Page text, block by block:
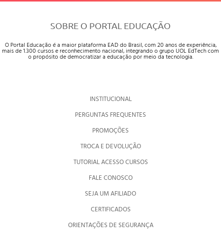
SOBRE O PORTAL EDUCAÇÃO
O Portal Educação é a maior plataforma EAD do Brasil, com 20 anos de experiência,
mais de 1.300 cursos e reconhecimento nacional, integrando o grupo UOL EdTech com
o propósito de democratizar a educação por meio da tecnologia.
INSTITUCIONAL
PERGUNTAS FREQUENTES
PROMOÇÕES
TROCA E DEVOLUÇÃO
TUTORIAL ACESSO CURSOS
FALE CONOSCO
SEJA UM AFILIADO
CERTIFICADOS
ORIENTAÇÕES DE SEGURANÇA